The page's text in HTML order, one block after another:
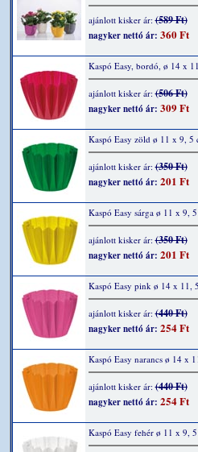
ajánlott kisker ár:(589 Ft)
nagyker nettó ár: 360 Ft
Kaspó Easy, bordó, ø 14 x
ajánlott kisker ár:(506 Ft)
nagyker nettó ár: 309 Ft
Kaspó Easy zöld ø 11 x 9, 5
ajánlott kisker ár:(350 Ft)
nagyker nettó ár: 201 Ft
Kaspó Easy sárga ø 11 x 9,
ajánlott kisker ár:(350 Ft)
nagyker nettó ár: 201 Ft
Kaspó Easy pink ø 14 x 11,
ajánlott kisker ár:(440 Ft)
nagyker nettó ár: 254 Ft
Kaspó Easy narancs ø 14 x
ajánlott kisker ár:(440 Ft)
nagyker nettó ár: 254 Ft
Kaspó Easy fehér ø 11 x 9,